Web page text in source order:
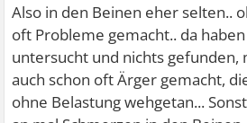
Also in den Beinen eher selten..
oft Probleme gemacht.. da
untersucht und nichts gefunden,
auch schon oft Ärger gemacht,
ohne Belastung wehgetan...